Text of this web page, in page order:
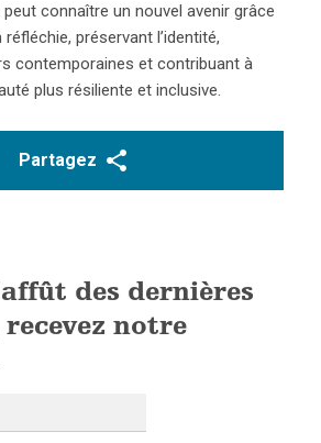
connaître un nouvel avenir grâce
préservant l’identité,
contemporaines et contribuant à
plus résiliente et inclusive.
Partagez
des dernières
notre